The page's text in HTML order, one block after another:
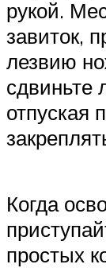
рукой.
завиток,
лезвию
сдвиньте
отпуская
Когда
простых